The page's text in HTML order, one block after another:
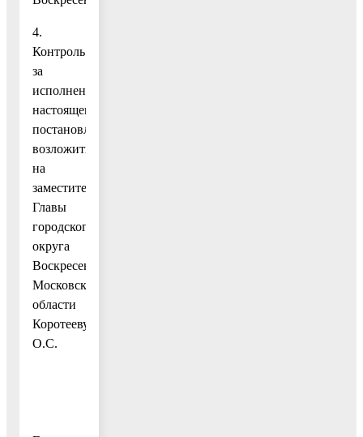
4.
Контроль
за
исполнением
настоящего
постановления
возложить
на
заместителя
Главы
городского
округа
Воскресенск
Московской
области
Коротееву
О.С.